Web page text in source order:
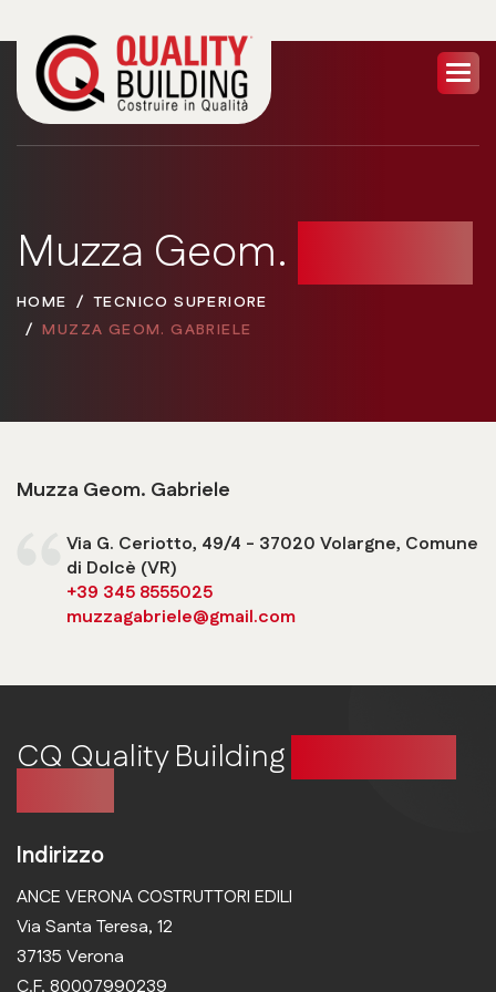
Muzza Geom.
HOME
TECNICO SUPERIORE
MUZZA GEOM. GABRIELE
Muzza Geom. Gabriele
Via G. Ceriotto, 49/4 - 37020 Volargne, Comune
di Dolcè (VR)
+39 345 8555025
muzzagabriele@gmail.com
CQ Quality Building
Indirizzo
ANCE VERONA COSTRUTTORI EDILI
Via Santa Teresa, 12
37135 Verona
C.F. 80007990239